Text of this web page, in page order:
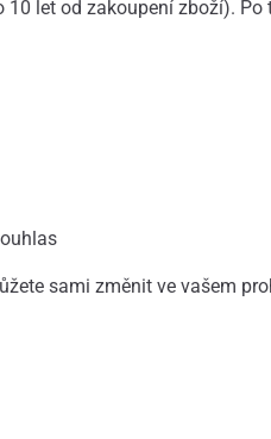
let od zakoupení zboží). Po
sami změnit ve vašem